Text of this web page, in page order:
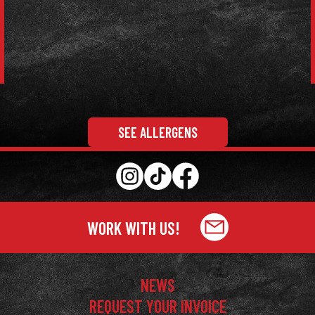
SEE ALLERGENS
WORK WITH US!
NEWS
REQUEST YOUR INVOICE